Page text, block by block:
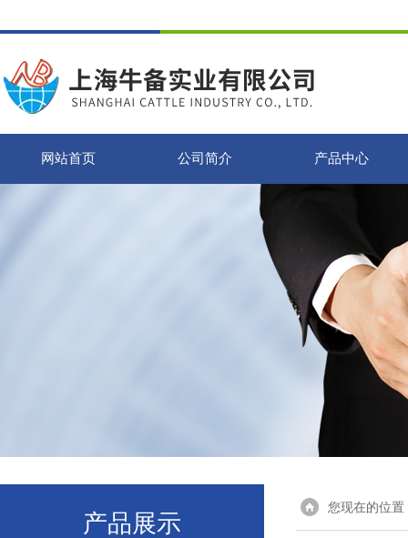
网站首页 公司简介 产品中心
产品展示
您现在的位置